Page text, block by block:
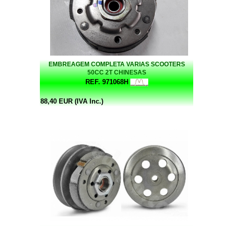
EMBREAGEM COMPLETA VARIAS SCOOTERS
50CC 2T CHINESAS
REF. 971068H
88,40 EUR (IVA Inc.)